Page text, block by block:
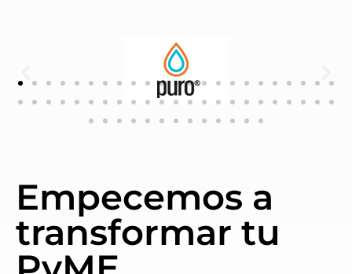
Empecemos a
transformar tu